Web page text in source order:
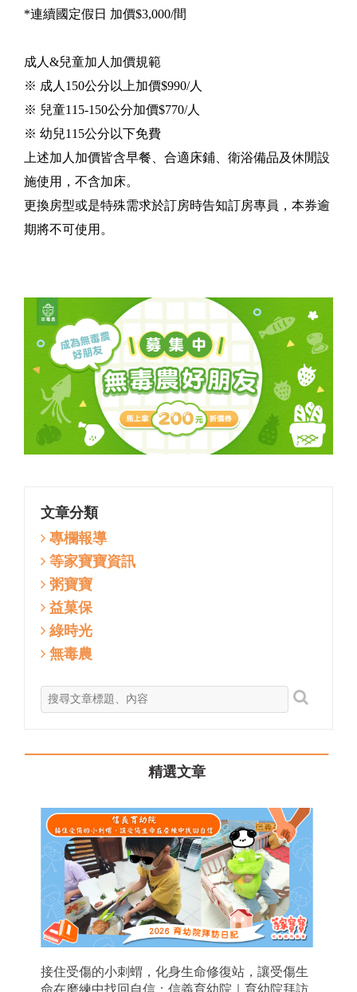
*連續國定假日 加價$3,000/間
成人&兒童加人加價規範
※ 成人150公分以上加價$990/人
※ 兒童115-150公分加價$770/人
※ 幼兒115公分以下免費
上述加人加價皆含早餐、合適床鋪、衛浴備品及休閒設
施使用，不含加床。
更換房型或是特殊需求於訂房時告知訂房專員，本券逾
期將不可使用。
文章分類
專欄報導
等家寶寶資訊
粥寶寶
益菓保
綠時光
無毒農
精選文章
接住受傷的小刺蝟，化身生命修復站，讓受傷生